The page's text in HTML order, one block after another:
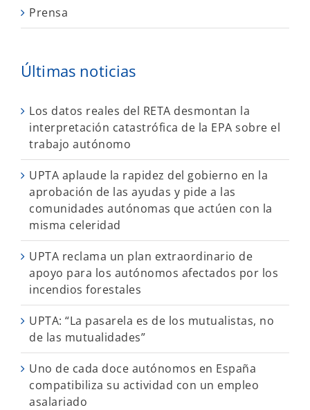
Prensa
Últimas noticias
Los datos reales del RETA desmontan la
interpretación catastrófica de la EPA sobre el
trabajo autónomo
UPTA aplaude la rapidez del gobierno en la
aprobación de las ayudas y pide a las
comunidades autónomas que actúen con la
misma celeridad
UPTA reclama un plan extraordinario de
apoyo para los autónomos afectados por los
incendios forestales
UPTA: “La pasarela es de los mutualistas, no
de las mutualidades”
Uno de cada doce autónomos en España
compatibiliza su actividad con un empleo
asalariado